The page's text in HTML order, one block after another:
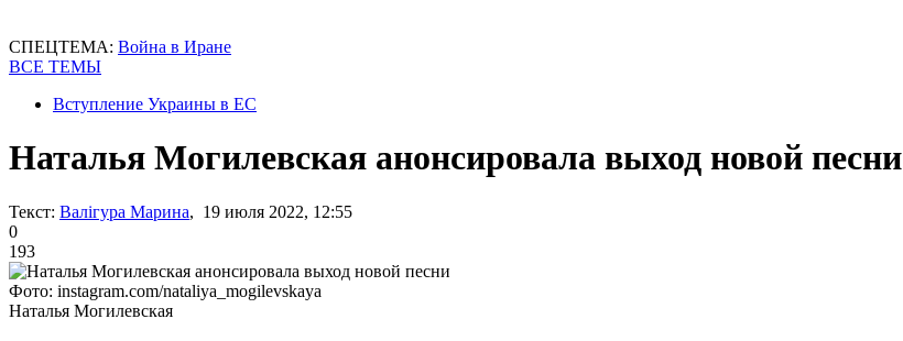
СПЕЦТЕМА: Война в Иране
ВСЕ ТЕМЫ
Вступление Украины в ЕС
Наталья Могилевская анонсировала выход новой песни
Текст: Валігура Марина, 19 июля 2022, 12:55
0
193
Фото: instagram.com/nataliya_mogilevskaya
Наталья Могилевская